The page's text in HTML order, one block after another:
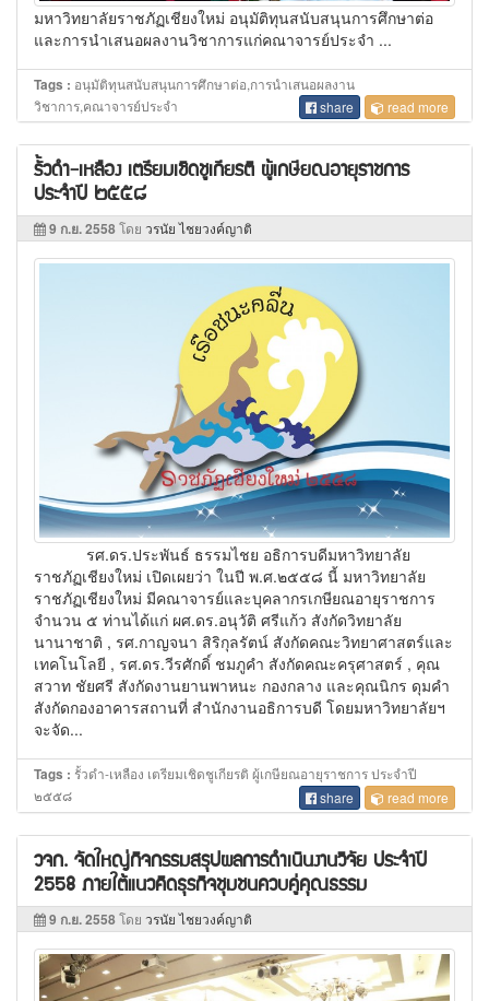
มหาวิทยาลัยราชภัฏเชียงใหม่ อนุมัติทุนสนับสนุนการศึกษาต่อ
และการนำเสนอผลงานวิชาการแก่คณาจารย์ประจำ ...
Tags : อนุมัติทุนสนับสนุนการศึกษาต่อ,การนำเสนอผลงาน
วิชาการ,คณาจารย์ประจำ
share read more
รั้วดำ-เหลือง เตรียมเชิดชูเกียรติ ผู้เกษียณอายุราชการ
ประจำปี ๒๕๕๘
9 ก.ย. 2558โดย วรนัย ไชยวงค์ญาติ
รศ.ดร.ประพันธ์ ธรรมไชย อธิการบดีมหาวิทยาลัย
ราชภัฏเชียงใหม่ เปิดเผยว่า ในปี พ.ศ.๒๕๕๘ นี้ มหาวิทยาลัย
ราชภัฏเชียงใหม่ มีคณาจารย์และบุคลากรเกษียณอายุราชการ
จำนวน ๕ ท่านได้แก่ ผศ.ดร.อนุวัติ ศรีแก้ว สังกัดวิทยาลัย
นานาชาติ , รศ.กาญจนา สิริกุลรัตน์ สังกัดคณะวิทยาศาสตร์และ
เทคโนโลยี , รศ.ดร.วีรศักดิ์ ชมภูคำ สังกัดคณะครุศาสตร์ , คุณ
สวาท ชัยศรี สังกัดงานยานพาหนะ กองกลาง และคุณนิกร ดุมคำ
สังกัดกองอาคารสถานที่ สำนักงานอธิการบดี โดยมหาวิทยาลัยฯ
จะจัด...
Tags : รั้วดำ-เหลือง เตรียมเชิดชูเกียรติ ผู้เกษียณอายุราชการ ประจำปี
๒๕๕๘
share read more
วจก. จัดใหญ่กิจกรรมสรุปผลการดำเนินงานวิจัย ประจำปี
2558 ภายใต้แนวคิดธุรกิจชุมชนควบคู่คุณธรรม
9 ก.ย. 2558โดย วรนัย ไชยวงค์ญาติ